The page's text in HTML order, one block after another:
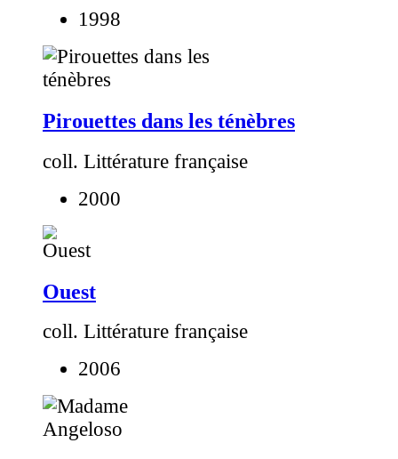
1998
Pirouettes dans les ténèbres
coll. Littérature française
2000
Ouest
coll. Littérature française
2006